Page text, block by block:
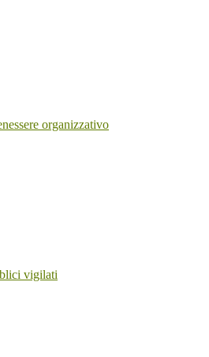
organizzativo
vigilati